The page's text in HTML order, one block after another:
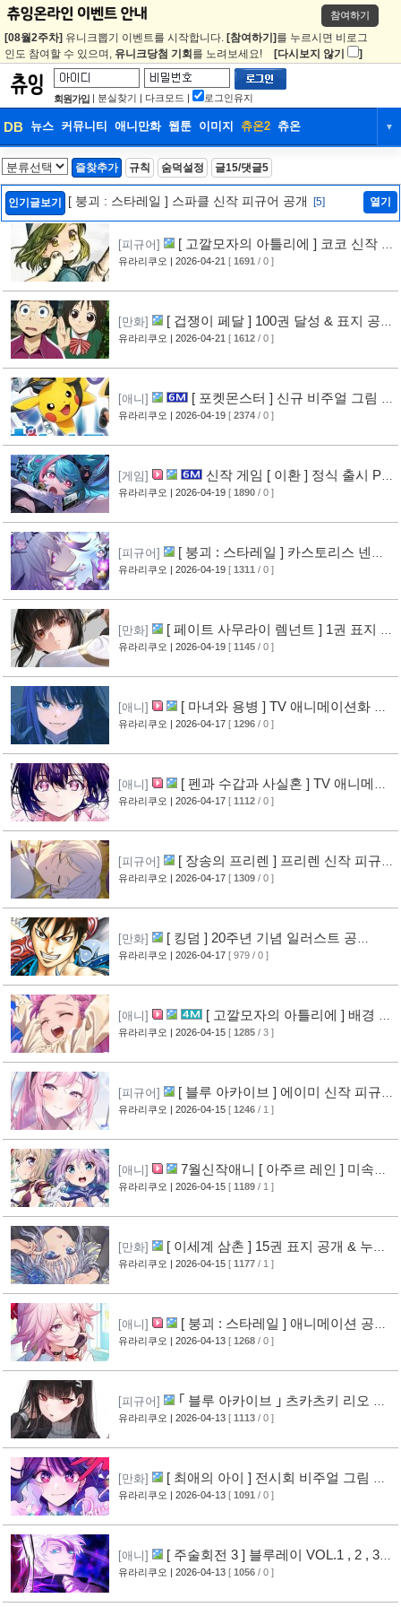
참여하기
[08월2주차] 유니크뽑기 이벤트를 시작합니다. [참여하기] 를 누르시면 비로그
인도 참여할 수 있으며, 유니크당첨 기회 를 노려보세요! [다시보지 않기 ]
회원가입 | 분실찾기 | 다크모드 | 로그인유지
DB 뉴스 커뮤니티 애니만화 웹툰 이미지 츄온2 츄온 ▼
DB 뉴스 커뮤니티
웹툰 이미지 츄온2
즐찾추가 규칙 숨덕설정 글15/댓글5
인기글보기 [ 붕괴 : 스타레일 ] 스파클 신작 피규어 공개 [5] 열기
[피규어]
[ 고깔모자의 아틀리에 ] 코코 신작 피
규어 공개
[12]
유라리쿠오 | 2026-04-21 [ 1691 / 0 ]
[만화]
[ 겁쟁이 페달 ] 100권 달성 & 표지 공
개 [13]
유라리쿠오 | 2026-04-21 [ 1612 / 0 ]
[애니]
[ 포켓몬스터 ] 신규 비주얼 그림 공
개 [13]
유라리쿠오 | 2026-04-19 [ 2374 / 0 ]
[게임]
신작 게임 [ 이환 ] 정식 출시 PV
영상 공개
[14]
유라리쿠오 | 2026-04-19 [ 1890 / 0 ]
[피규어]
[ 붕괴 : 스타레일 ] 카스토리스 넨도
로이드 공개 [13]
유라리쿠오 | 2026-04-19 [ 1311 / 0 ]
[만화]
[ 페이트 사무라이 렘넌트 ] 1권 표지 공
개 [12]
유라리쿠오 | 2026-04-19 [ 1145 / 0 ]
[애니]
[ 마녀와 용병 ] TV 애니메이션화 결
정 [16]
유라리쿠오 | 2026-04-17 [ 1296 / 0 ]
[애니]
[ 펜과 수갑과 사실혼 ] TV 애니메이
션화 결정
[12]
유라리쿠오 | 2026-04-17 [ 1112 / 0 ]
[피규어]
[ 장송의 프리렌 ] 프리렌 신작 피규어
공개 [13]
유라리쿠오 | 2026-04-17 [ 1309 / 0 ]
[만화]
[ 킹덤 ] 20주년 기념 일러스트 공
개 [12]
유라리쿠오 | 2026-04-17 [ 979 / 0 ]
[애니]
[ 고깔모자의 아틀리에 ] 배경 미
술 공개
[14]
유라리쿠오 | 2026-04-15 [ 1285 / 3 ]
[피규어]
[ 블루 아카이브 ] 에이미 신작 피규어
공개 [12]
유라리쿠오 | 2026-04-15 [ 1246 / 1 ]
[애니]
7월신작애니 [ 아주르 레인 ] 미속전
진 PV 영상 공개 [12]
유라리쿠오 | 2026-04-15 [ 1189 / 1 ]
[만화]
[ 이세계 삼촌 ] 15권 표지 공개 & 누계
555만부 돌파 [13]
유라리쿠오 | 2026-04-15 [ 1177 / 1 ]
[애니]
[ 붕괴 : 스타레일 ] 애니메이션 공
개 [12]
유라리쿠오 | 2026-04-13 [ 1268 / 0 ]
[피규어]
｢ 블루 아카이브 ｣ 츠카츠키 리오 넨
도로이드 공개 [12]
유라리쿠오 | 2026-04-13 [ 1113 / 0 ]
[만화]
[ 최애의 아이 ] 전시회 비주얼 그림 공
개 [12]
유라리쿠오 | 2026-04-13 [ 1091 / 0 ]
[애니]
[ 주술회전 3 ] 블루레이 VOL.1 , 2 , 3
공개 [12]
유라리쿠오 | 2026-04-13 [ 1056 / 0 ]